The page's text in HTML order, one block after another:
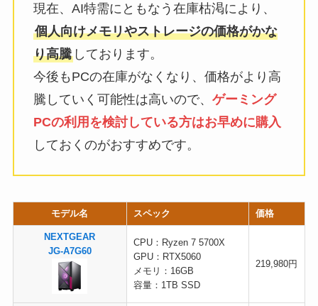
現在、AI特需にともなう在庫枯渇により、
個人向けメモリやストレージの価格がかな
り高騰しております。
今後もPCの在庫がなくなり、価格がより高
騰していく可能性は高いので、 ゲーミング
PCの利用を検討している方はお早めに購入
しておくのがおすすめです。
モデル名 スペック 価格
NEXTGEAR
JG-A7G60
CPU：Ryzen 7 5700X
GPU：RTX5060
メモリ：16GB
容量：1TB SSD
219,980円